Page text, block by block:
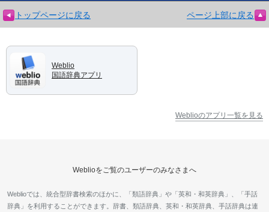
トップページに戻る ページ上部に戻る
Weblio
国語辞典アプリ
Weblioのアプリ一覧を見る
Weblioをご覧のユーザーのみなさまへ
Weblioでは、統合型辞書検索のほかに、「類語辞典」や「英和・和英辞典」、「手話
辞典」を利用することができます。辞書、類語辞典、英和・和英辞典、手話辞典は連